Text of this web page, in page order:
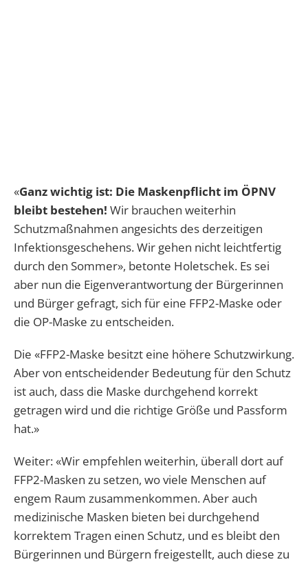
«Ganz wichtig ist: Die Maskenpflicht im ÖPNV
bleibt bestehen! Wir brauchen weiterhin
Schutzmaßnahmen angesichts des derzeitigen
Infektionsgeschehens. Wir gehen nicht leichtfertig
durch den Sommer», betonte Holetschek. Es sei
aber nun die Eigenverantwortung der Bürgerinnen
und Bürger gefragt, sich für eine FFP2-Maske oder
die OP-Maske zu entscheiden.
Die «FFP2-Maske besitzt eine höhere Schutzwirkung.
Aber von entscheidender Bedeutung für den Schutz
ist auch, dass die Maske durchgehend korrekt
getragen wird und die richtige Größe und Passform
hat.»
Weiter: «Wir empfehlen weiterhin, überall dort auf
FFP2-Masken zu setzen, wo viele Menschen auf
engem Raum zusammenkommen. Aber auch
medizinische Masken bieten bei durchgehend
korrektem Tragen einen Schutz, und es bleibt den
Bürgerinnen und Bürgern freigestellt, auch diese zu